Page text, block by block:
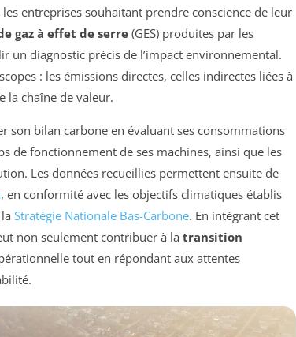
entreprises souhaitant prendre conscience de leur
gaz à effet de serre (GES) produites par les
un diagnostic précis de l’impact environnemental.
: les émissions directes, celles indirectes liées à
la chaîne de valeur.
son bilan carbone en évaluant ses consommations
de fonctionnement de ses machines, ainsi que les
Les données recueillies permettent ensuite de
, en conformité avec les objectifs climatiques établis
Stratégie Nationale Bas-Carbone. En intégrant cet
non seulement contribuer à la transition
tout en répondant aux attentes